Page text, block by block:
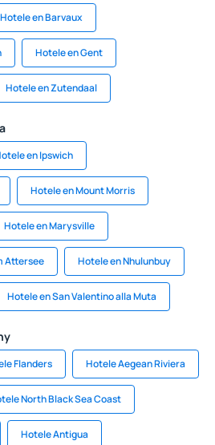
Hotele en Barvaux
Hotele en Gent
Hotele en Zutendaal
en Ipswich
Hotele en Mount Morris
Hotele en Marysville
Attersee Hotele en Nhulunbuy
Hotele en San Valentino alla Muta
Flanders Hotele Aegean Riviera
North Black Sea Coast
Hotele Antigua